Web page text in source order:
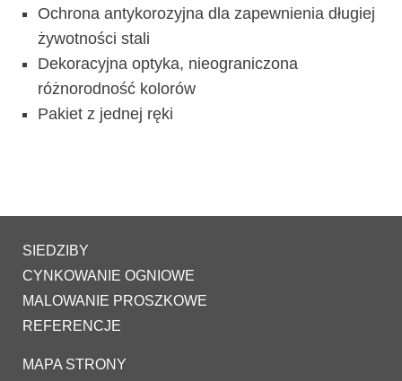
Ochrona antykorozyjna dla zapewnienia długiej
żywotności stali
Dekoracyjna optyka, nieograniczona
różnorodność kolorów
Pakiet z jednej ręki
SIEDZIBY
CYNKOWANIE OGNIOWE
MALOWANIE PROSZKOWE
REFERENCJE
MAPA STRONY